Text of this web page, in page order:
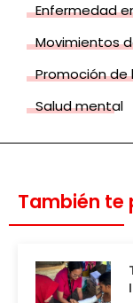
Enfermedad
Movimientos
Promoción de
Salud mental
También te